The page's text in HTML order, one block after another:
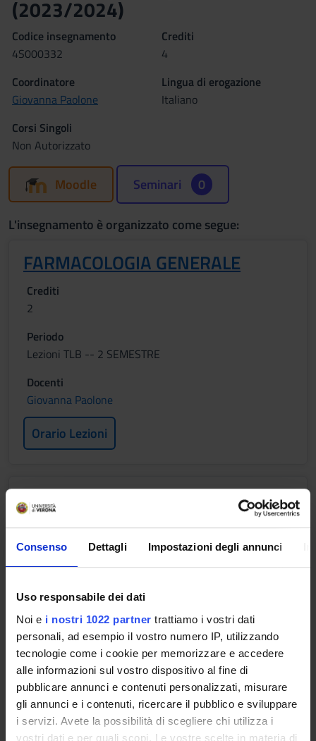
Consenso Dettagli Impostazioni degli annunci
Uso responsabile dei dati
Noi e i nostri 1022 partner trattiamo i vostri dati
personali, ad esempio il vostro numero IP, utilizzando
tecnologie come i cookie per memorizzare e accedere
alle informazioni sul vostro dispositivo al fine di
pubblicare annunci e contenuti personalizzati, misurare
gli annunci e i contenuti, ricercare il pubblico e sviluppare
i servizi. Avete la possibilità di scegliere chi utilizza i
vostri dati e per quali scopi. Le vostre scelte in materia di
(2023/2024)
Codice insegnamento
4S000332
Crediti
4
Coordinatore
Giovanna Paolone
Lingua di erogazione
Italiano
Corsi Singoli
Non Autorizzato
Moodle Seminari 0
L'insegnamento è organizzato come segue:
FARMACOLOGIA GENERALE
Crediti
2
Periodo
Lezioni TLB -- 2 SEMESTRE
Docenti
Giovanna Paolone
Orario Lezioni
FARMACOTOSSICOLOGIA
Crediti
1
Periodo
Lezioni TLB -- 2 SEMESTRE
Docenti
Cristiano Chiamulera
Orario Lezioni
METODI E TECNICHE DI